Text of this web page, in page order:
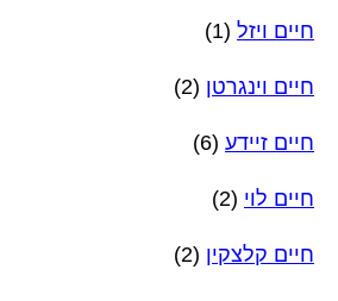
חיים ויזל (1)
חיים וינגרטן (2)
חיים זיידע (6)
חיים לוי (2)
חיים קלצקין (2)